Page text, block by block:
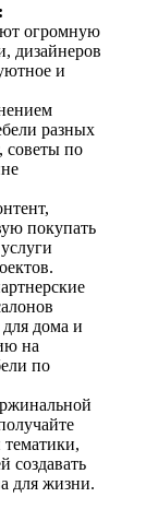
огромную
дизайнеров
и
разных
советы по
покупать
дома и
на
по
тематики,
создавать
для жизни.